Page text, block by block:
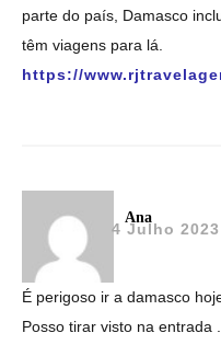
parte do país, Damasco
têm viagens para lá.
https://
Ana
4 Julho
É perigoso ir a damasco
Posso tirar visto na entrada